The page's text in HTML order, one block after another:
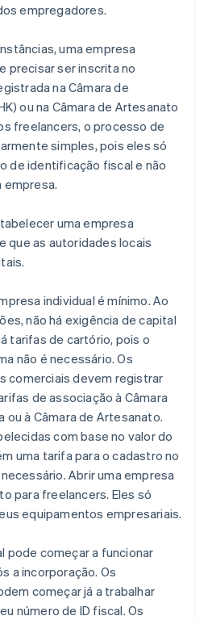
empregadores.
uma empresa
precisar ser inscrita no
na Câmara de
ou na Câmara de Artesanato
freelancers, o processo de
simples, pois eles só
de identificação fiscal e não
empresa.
uma empresa
que as autoridades locais
individual é mínimo. Ao
não há exigência de capital
tarifas de cartório, pois o
não é necessário. Os
comerciais devem registrar
de associação à Câmara
ou à Câmara de Artesanato.
com base no valor do
uma tarifa para o cadastro no
Abrir uma empresa
para freelancers. Eles só
equipamentos empresariais.
pode começar a funcionar
a incorporação. Os
começar já a trabalhar
número de ID fiscal. Os